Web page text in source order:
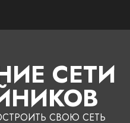
СЕТИ
СВОЮ СЕТЬ